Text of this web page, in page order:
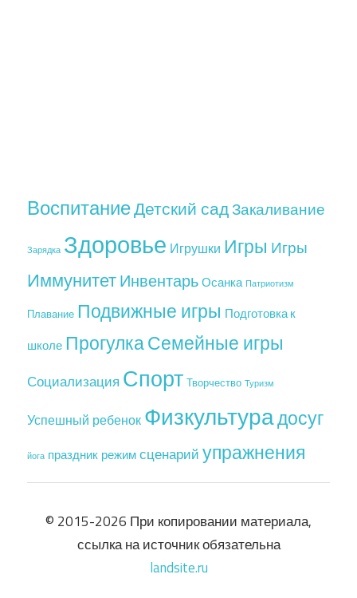
ВоспитаниеДетский садЗакаливание
Зарядка Здоровье Игрушки Игры Игры
ИммунитетИнвентарьОсанка Патриотизм
Плавание Подвижные игры Подготовка к
школе ПрогулкаСемейные игры
Социализация Спорт Творчество Туризм
Успешный ребенок Физкультурадосуг
йога праздник режимсценарийупражнения
© 2015-2026 При копировании материала,
ссылка на источник обязательна
landsite.ru